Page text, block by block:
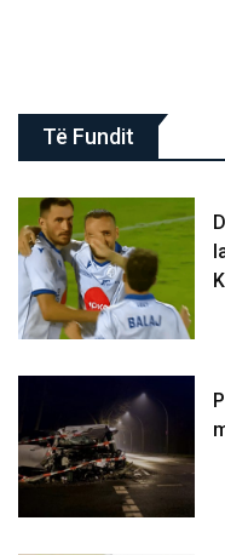
Të Fundit